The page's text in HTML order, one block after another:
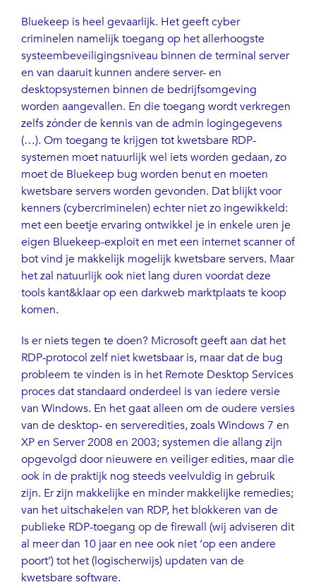
Bluekeep is heel gevaarlijk. Het geeft cyber
criminelen namelijk toegang op het allerhoogste
systeembeveiligingsniveau binnen de terminal server
en van daaruit kunnen andere server- en
desktopsystemen binnen de bedrijfsomgeving
worden aangevallen. En die toegang wordt verkregen
zelfs zónder de kennis van de admin logingegevens
(…). Om toegang te krijgen tot kwetsbare RDP-
systemen moet natuurlijk wel iets worden gedaan, zo
moet de Bluekeep bug worden benut en moeten
kwetsbare servers worden gevonden. Dat blijkt voor
kenners (cybercriminelen) echter niet zo ingewikkeld:
met een beetje ervaring ontwikkel je in enkele uren je
eigen Bluekeep-exploit en met een internet scanner of
bot vind je makkelijk mogelijk kwetsbare servers. Maar
het zal natuurlijk ook niet lang duren voordat deze
tools kant&klaar op een darkweb marktplaats te koop
komen.
Is er niets tegen te doen? Microsoft geeft aan dat het
RDP-protocol zelf niet kwetsbaar is, maar dat de bug
probleem te vinden is in het Remote Desktop Services
proces dat standaard onderdeel is van iedere versie
van Windows. En het gaat alleen om de oudere versies
van de desktop- en serveredities, zoals Windows 7 en
XP en Server 2008 en 2003; systemen die allang zijn
opgevolgd door nieuwere en veiliger edities, maar die
ook in de praktijk nog steeds veelvuldig in gebruik
zijn. Er zijn makkelijke en minder makkelijke remedies;
van het uitschakelen van RDP, het blokkeren van de
publieke RDP-toegang op de firewall (wij adviseren dit
al meer dan 10 jaar en nee ook niet ‘op een andere
poort’) tot het (logischerwijs) updaten van de
kwetsbare software.